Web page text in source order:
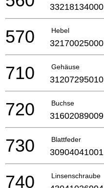
33218134000
Hebel
570 32170025000
Gehäuse
710 31207295010
Buchse
720 31602089009
Blattfeder
730 30904041001
Linsenschraube
740